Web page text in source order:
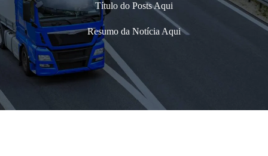
Título do Posts Aqui
Resumo da Notícia Aqui